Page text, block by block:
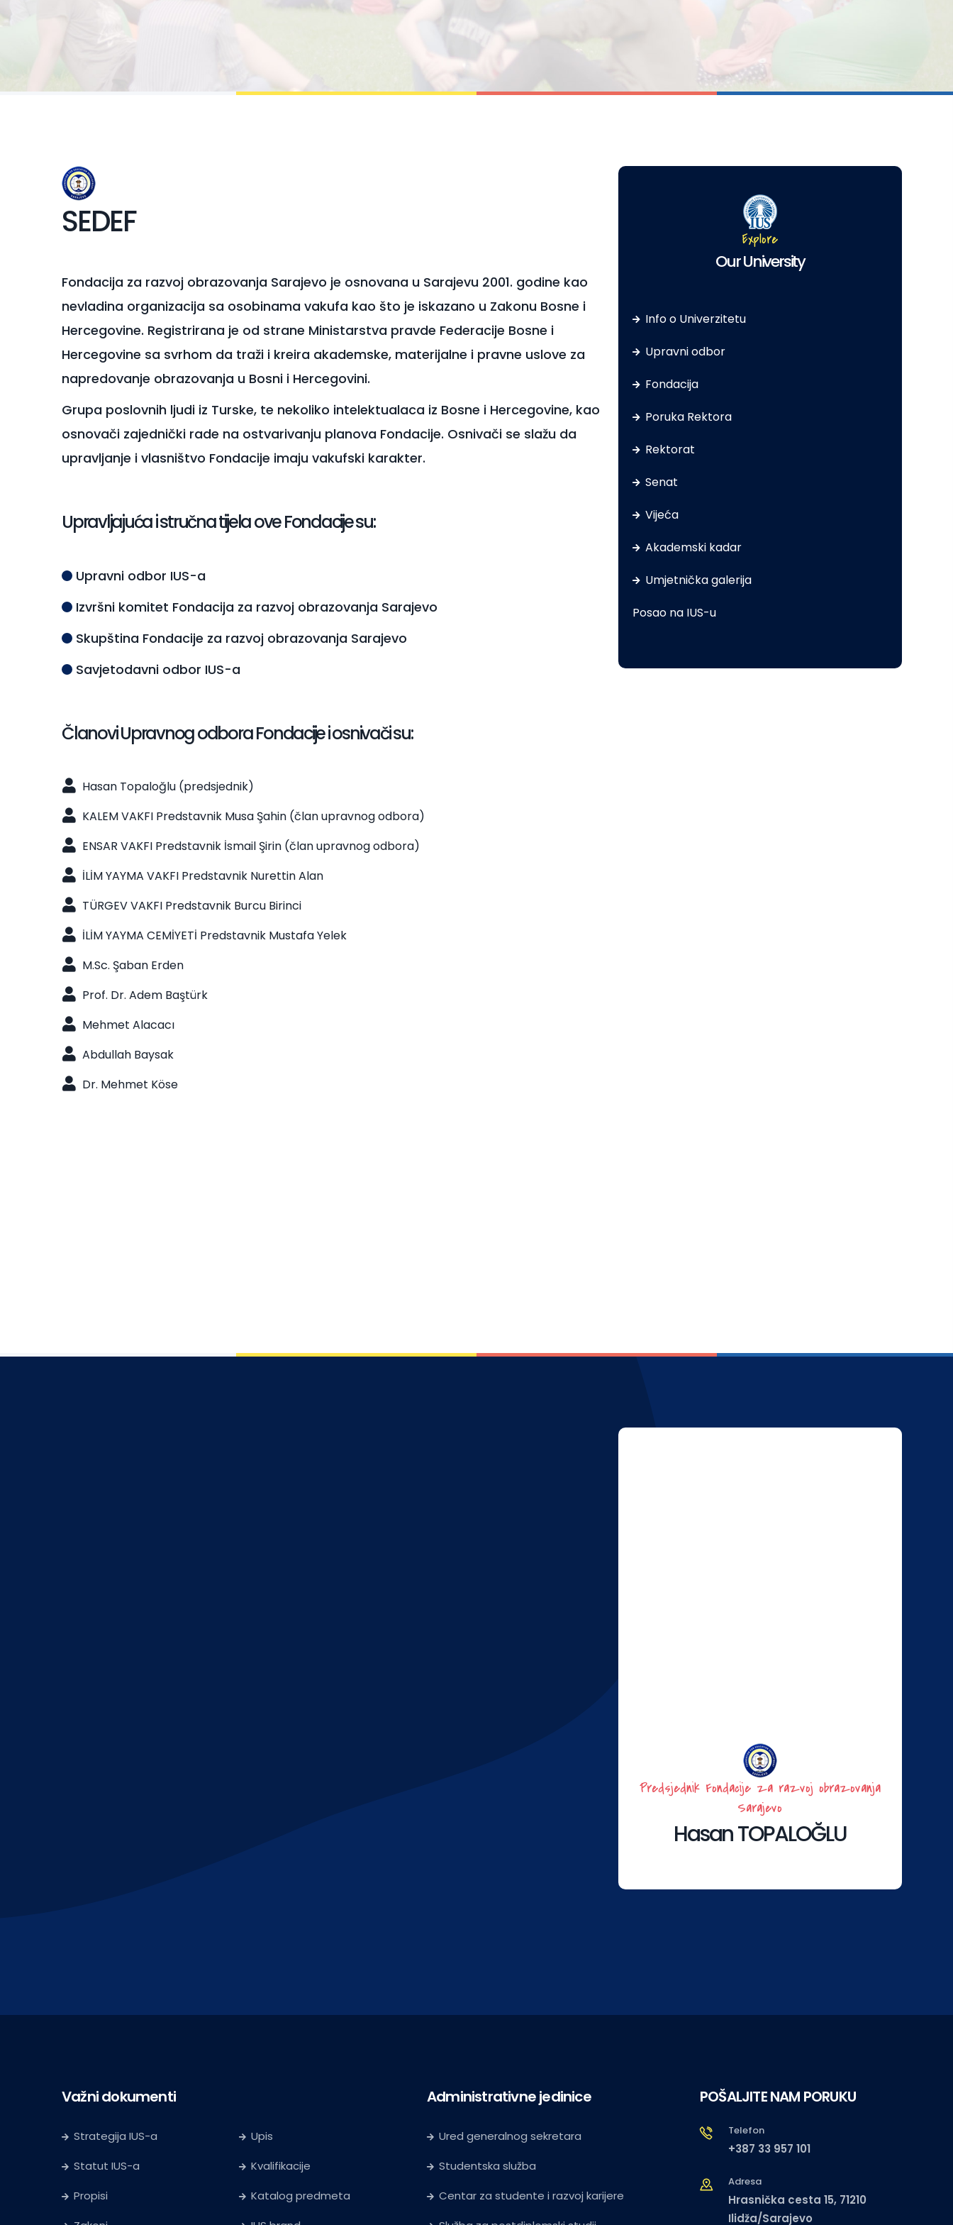
SEDEF
Fondacija za razvoj obrazovanja Sarajevo je osnovana u Sarajevu 2001. godine kao
nevladina organizacija sa osobinama vakufa kao što je iskazano u Zakonu Bosne i
Hercegovine. Registrirana je od strane Ministarstva pravde Federacije Bosne i
Hercegovine sa svrhom da traži i kreira akademske, materijalne i pravne uslove za
napredovanje obrazovanja u Bosni i Hercegovini.
Grupa poslovnih ljudi iz Turske, te nekoliko intelektualaca iz Bosne i Hercegovine, kao
osnovači zajednički rade na ostvarivanju planova Fondacije. Osnivači se slažu da
upravljanje i vlasništvo Fondacije imaju vakufski karakter.
Upravljajuća i stručna tijela ove Fondacije su:
Upravni odbor IUS-a
Izvršni komitet Fondacija za razvoj obrazovanja Sarajevo
Skupština Fondacije za razvoj obrazovanja Sarajevo
Savjetodavni odbor IUS-a
Članovi Upravnog odbora Fondacije i osnivači su:
Hasan Topaloğlu (predsjednik)
KALEM VAKFI Predstavnik Musa Şahin (član upravnog odbora)
ENSAR VAKFI Predstavnik İsmail Şirin (član upravnog odbora)
İLİM YAYMA VAKFI Predstavnik Nurettin Alan
TÜRGEV VAKFI Predstavnik Burcu Birinci
İLİM YAYMA CEMİYETİ Predstavnik Mustafa Yelek
M.Sc. Şaban Erden
Prof. Dr. Adem Baştürk
Mehmet Alacacı
Abdullah Baysak
Dr. Mehmet Köse
Explore
Our University
Info o Univerzitetu
Upravni odbor
Fondacija
Poruka Rektora
Rektorat
Senat
Vijeća
Akademski kadar
Umjetnička galerija
Posao na IUS-u
Predsjednik Fondacije za razvoj obrazovanja
Sarajevo
Hasan TOPALOĞLU
Važni dokumenti
Strategija IUS-a
Statut IUS-a
Propisi
Upis
Kvalifikacije
Katalog predmeta
Administrativne jedinice
Ured generalnog sekretara
Studentska služba
Centar za studente i razvoj karijere
POŠALJITE NAM PORUKU
Telefon
+387 33 957 101
Adresa
Hrasnička cesta 15, 71210
Ilidža/Sarajevo